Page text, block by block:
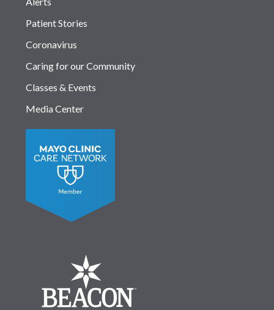
Patient Stories
Coronavirus
Caring for our Community
Classes & Events
Media Center